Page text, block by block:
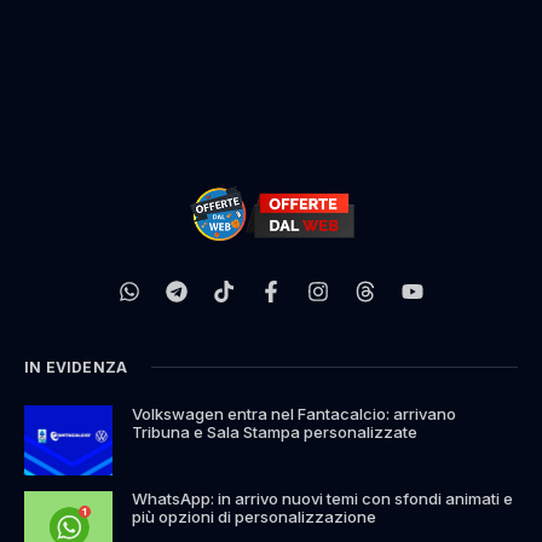
IN EVIDENZA
Volkswagen entra nel Fantacalcio: arrivano
Tribuna e Sala Stampa personalizzate
WhatsApp: in arrivo nuovi temi con sfondi animati e
più opzioni di personalizzazione